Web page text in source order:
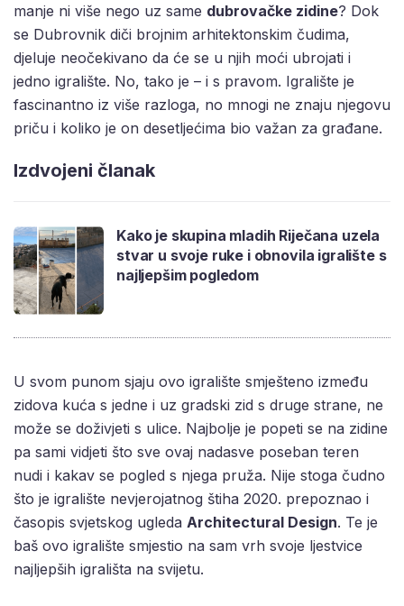
manje ni više nego uz same dubrovačke zidine? Dok
se Dubrovnik diči brojnim arhitektonskim čudima,
djeluje neočekivano da će se u njih moći ubrojati i
jedno igralište. No, tako je – i s pravom. Igralište je
fascinantno iz više razloga, no mnogi ne znaju njegovu
priču i koliko je on desetljećima bio važan za građane.
Izdvojeni članak
Kako je skupina mladih Riječana uzela
stvar u svoje ruke i obnovila igralište s
najljepšim pogledom
U svom punom sjaju ovo igralište smješteno između
zidova kuća s jedne i uz gradski zid s druge strane, ne
može se doživjeti s ulice. Najbolje je popeti se na zidine
pa sami vidjeti što sve ovaj nadasve poseban teren
nudi i kakav se pogled s njega pruža. Nije stoga čudno
što je igralište nevjerojatnog štiha 2020. prepoznao i
časopis svjetskog ugleda Architectural Design. Te je
baš ovo igralište smjestio na sam vrh svoje ljestvice
najljepših igrališta na svijetu.